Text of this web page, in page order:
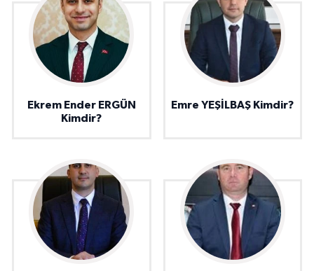
Ekrem Ender ERGÜN
Kimdir?
Emre YEŞİLBAŞ Kimdir?